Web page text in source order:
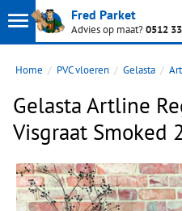
Toon
hoofdmenu
Fred Parket
Advies op maat?0512
Home PVC vloeren Gelasta
Gelasta Artline
Visgraat Smoked